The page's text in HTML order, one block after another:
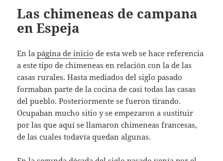
Las chimeneas de campana
en Espeja
En lapágina de inicio de esta web se hace referencia
a este tipo de chimeneas en relación con la de las
casas rurales. Hasta mediados del siglo pasado
formaban parte de la cocina de casi todas las casas
del pueblo. Posteriormente se fueron tirando.
Ocupaban mucho sitio y se empezaron a sustituir
por las que aquí se llamaron chimeneas francesas,
de las cuales todavía quedan algunas.